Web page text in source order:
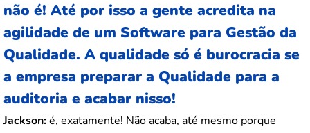
não é! Até por isso a gente acredita na
agilidade de um Software para Gestão da
Qualidade. A qualidade só é burocracia se
a empresa preparar a Qualidade para a
auditoria e acabar nisso!
Jackson:é, exatamente! Não acaba, até mesmo porque